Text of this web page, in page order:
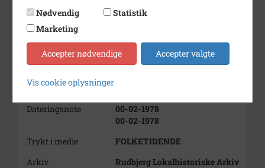
Illustrationer
Nej
Indholdsnote
horribelt, at
socialudvalgsformanden kan
komme med sådanne udtalelser
Årstal
Dateringsnote
00-02-1978
00-02-1978
Trykt i medie
FOLKETIDENDE
Arkiv
Rudbjerg Lokalhistoriske Arkiv
Nødvendig
Statistik
Marketing
Accepter nødvendige Accepter valgte
Vis cookie oplysninger